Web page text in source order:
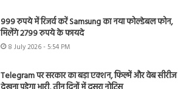
999 रुपये में रिजर्व करें Samsung का नया फोल्डेबल फोन,
मिलेंगे 2799 रुपये के फायदे
8 July 2026 - 5:54 PM
Telegram पर सरकार का बड़ा एक्शन, फिल्में और वेब सीरीज